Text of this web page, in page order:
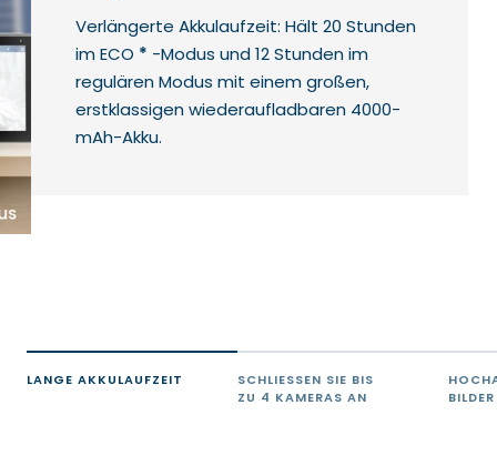
Verlängerte Akkulaufzeit: Hält 20 Stunden
im ECO * -Modus und 12 Stunden im
regulären Modus mit einem großen,
erstklassigen wiederaufladbaren 4000-
mAh-Akku.
LANGE AKKULAUFZEIT
SCHLIESSEN SIE BIS Z
U 4 KAMERAS AN
BILDER